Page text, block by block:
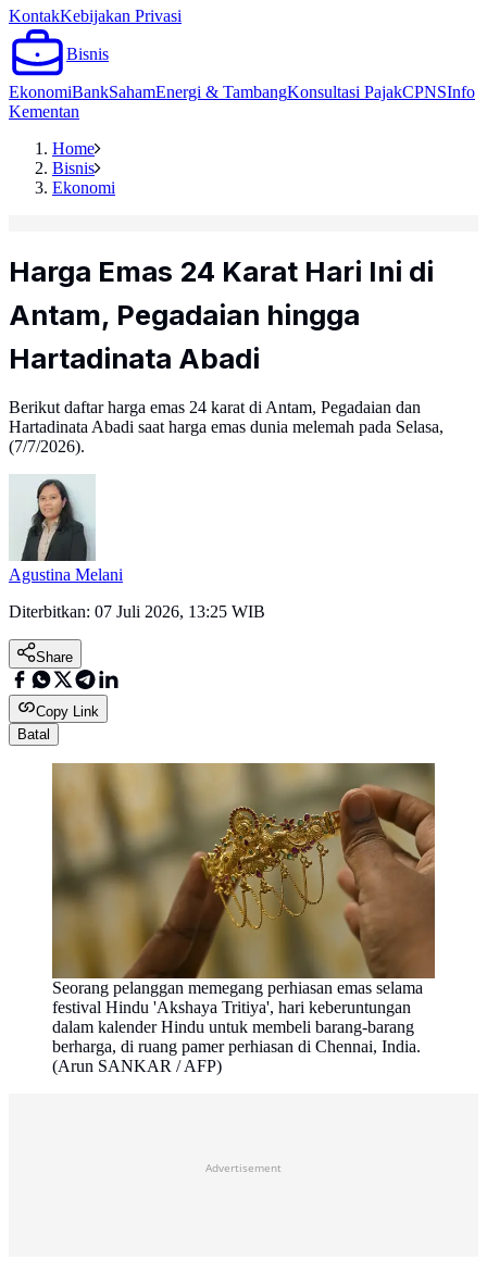
KontakKebijakan Privasi
Bisnis
EkonomiBankSahamEnergi & TambangKonsultasi PajakCPNSInfo
Kementan
Home
Bisnis
Ekonomi
Harga Emas 24 Karat Hari Ini di
Antam, Pegadaian hingga
Hartadinata Abadi
Berikut daftar harga emas 24 karat di Antam, Pegadaian dan
Hartadinata Abadi saat harga emas dunia melemah pada Selasa,
(7/7/2026).
Agustina Melani
Diterbitkan: 07 Juli 2026, 13:25 WIB
Share
Copy Link
Batal
Seorang pelanggan memegang perhiasan emas selama
festival Hindu 'Akshaya Tritiya', hari keberuntungan
dalam kalender Hindu untuk membeli barang-barang
berharga, di ruang pamer perhiasan di Chennai, India.
(Arun SANKAR / AFP)
Advertisement